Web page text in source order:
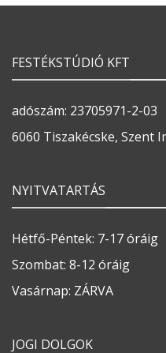
FESTÉKSTÚDIÓ KFT
adószám: 23705971-2-03
6060 Tiszakécske, Szent
NYITVATARTÁS
Hétfő-Péntek: 7-17 óráig
Szombat: 8-12 óráig
Vasárnap: ZÁRVA
JOGI DOLGOK